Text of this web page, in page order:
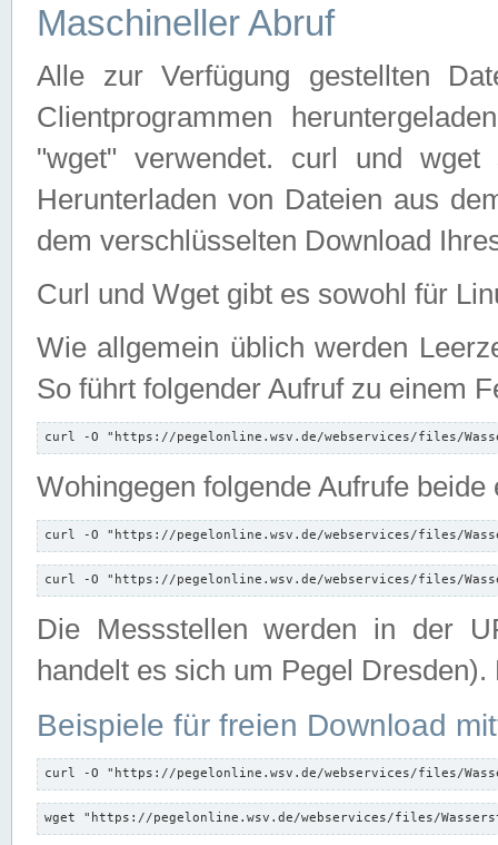
Maschineller Abruf
Alle zur Verfügung gestellten
Clientprogrammen
"wget" verwendet. curl und wget
Herunterladen von Dateien aus
dem verschlüsselten Download
Curl und Wget gibt es sowohl für
Wie allgemein üblich werden
So führt folgender Aufruf zu einem
curl -O "https://pegelonline.wsv.de/webservices/files/
Wohingegen folgende Aufrufe beide
curl -O "https://pegelonline.wsv.de/webservices/files/
curl -O "https://pegelonline.wsv.de/webservices/files/
Die Messstellen werden in der
handelt es sich um Pegel
Beispiele für freien Download
curl -O "https://pegelonline.wsv.de/webservices/files/
wget "https://pegelonline.wsv.de/webservices/files/